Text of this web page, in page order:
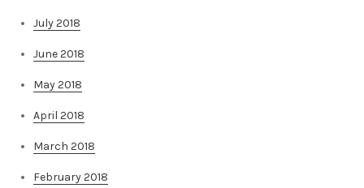
July 2018
June 2018
May 2018
April 2018
March 2018
February 2018